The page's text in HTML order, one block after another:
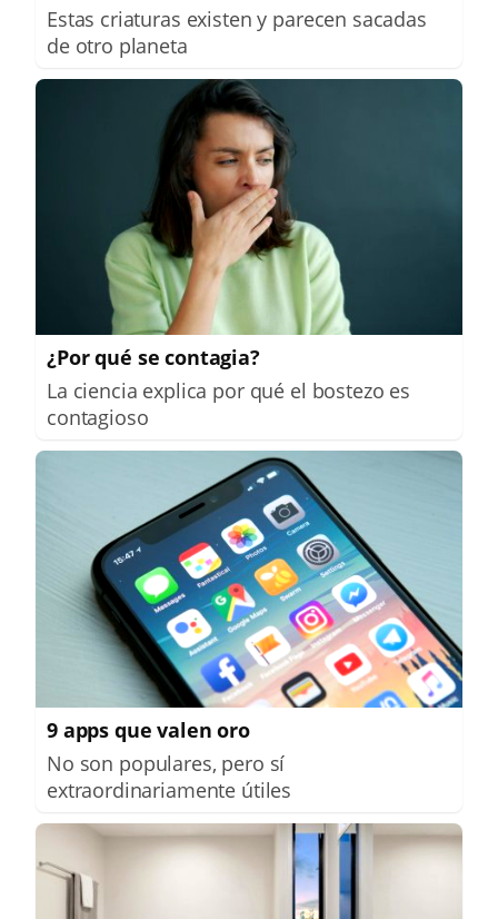
Estas criaturas existen y parecen sacadas
de otro planeta
¿Por qué se contagia?
La ciencia explica por qué el bostezo es
contagioso
9 apps que valen oro
No son populares, pero sí
extraordinariamente útiles